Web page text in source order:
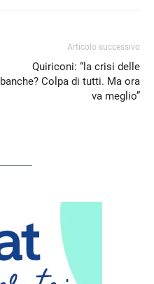
Articolo successivo
Quiriconi: “la crisi delle
banche? Colpa di tutti. Ma ora
va meglio”